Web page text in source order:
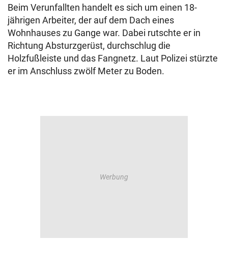
Beim Verunfallten handelt es sich um einen 18-
jährigen Arbeiter, der auf dem Dach eines
Wohnhauses zu Gange war. Dabei rutschte er in
Richtung Absturzgerüst, durchschlug die
Holzfußleiste und das Fangnetz. Laut Polizei stürzte
er im Anschluss zwölf Meter zu Boden.